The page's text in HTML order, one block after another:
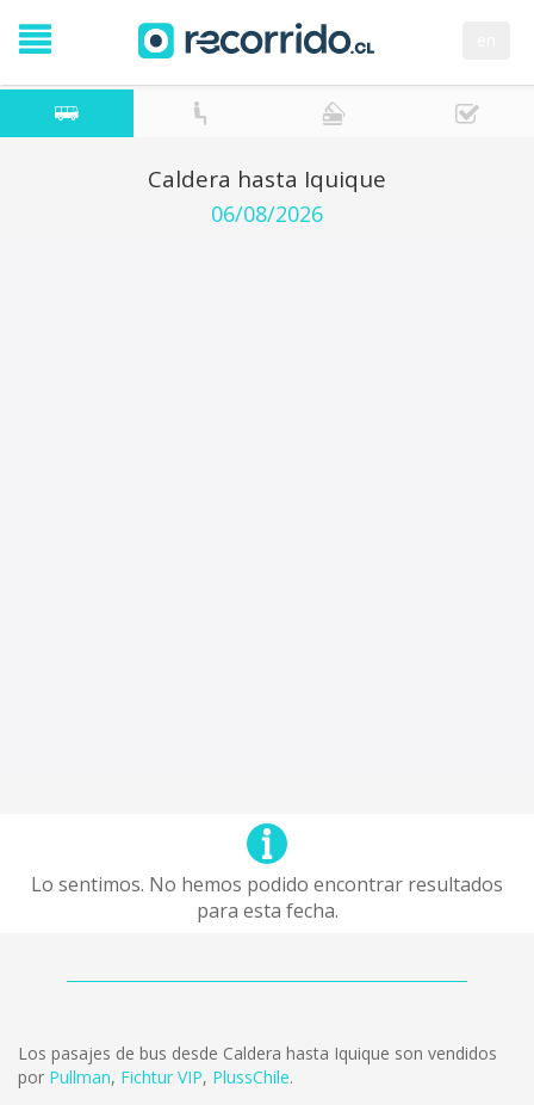
Caldera hasta Iquique
06/08/2026
Lo sentimos. No hemos podido encontrar resultados
para esta fecha.
Los pasajes de bus desde Caldera hasta Iquique son vendidos
por Pullman, Fichtur VIP, PlussChile.